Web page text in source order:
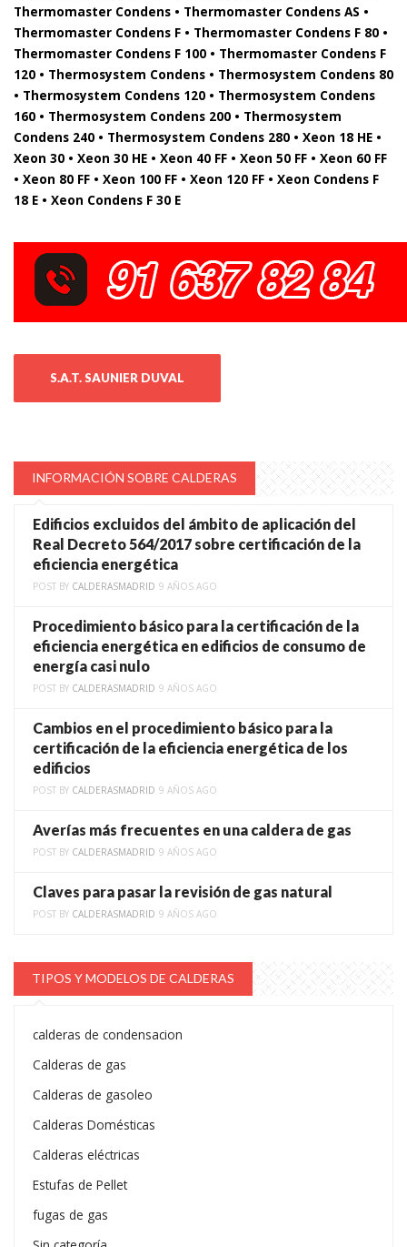
Thermomaster Condens • Thermomaster Condens AS •
Thermomaster Condens F • Thermomaster Condens F 80 •
Thermomaster Condens F 100 • Thermomaster Condens F
120 • Thermosystem Condens • Thermosystem Condens 80
• Thermosystem Condens 120 • Thermosystem Condens
160 • Thermosystem Condens 200 • Thermosystem
Condens 240 • Thermosystem Condens 280 • Xeon 18 HE •
Xeon 30 • Xeon 30 HE • Xeon 40 FF • Xeon 50 FF • Xeon 60 FF
• Xeon 80 FF • Xeon 100 FF • Xeon 120 FF • Xeon Condens F
18 E • Xeon Condens F 30 E
S.A.T. SAUNIER DUVAL
INFORMACIÓN SOBRE CALDERAS
Edificios excluidos del ámbito de aplicación del
Real Decreto 564/2017 sobre certificación de la
eficiencia energética
POST BY CALDERASMADRID 9 AÑOS AGO
Procedimiento básico para la certificación de la
eficiencia energética en edificios de consumo de
energía casi nulo
POST BY CALDERASMADRID 9 AÑOS AGO
Cambios en el procedimiento básico para la
certificación de la eficiencia energética de los
edificios
POST BY CALDERASMADRID 9 AÑOS AGO
Averías más frecuentes en una caldera de gas
POST BY CALDERASMADRID 9 AÑOS AGO
Claves para pasar la revisión de gas natural
POST BY CALDERASMADRID 9 AÑOS AGO
TIPOS Y MODELOS DE CALDERAS
calderas de condensacion
Calderas de gas
Calderas de gasoleo
Calderas Domésticas
Calderas eléctricas
Estufas de Pellet
fugas de gas